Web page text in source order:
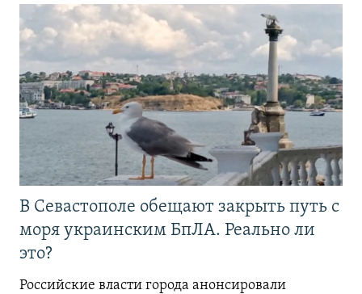
В Севастополе обещают закрыть путь с
моря украинским БпЛА. Реально ли
это?
Российские власти города анонсировали